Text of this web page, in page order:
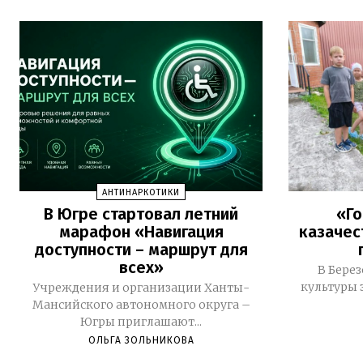
АНТИНАРКОТИКИ
В Югре стартовал летний
марафон «Навигация
доступности – маршрут для
всех»
Учреждения и организации Ханты-
Мансийского автономного округа –
Югры приглашают...
ОЛЬГА ЗОЛЬНИКОВА
В
культуры